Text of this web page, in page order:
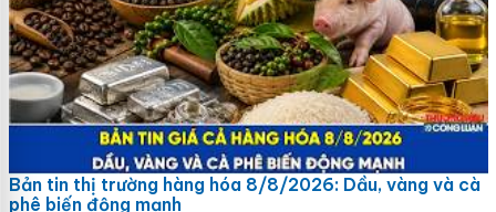
Bản tin thị trường hàng hóa 8/8/2026: Dầu, vàng và cà
phê biến động mạnh